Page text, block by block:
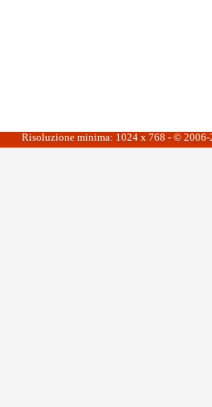
Risoluzione minima: 1024 x 768 - ©